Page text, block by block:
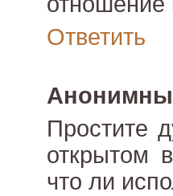
Ответить
Простите
открытом
что ли